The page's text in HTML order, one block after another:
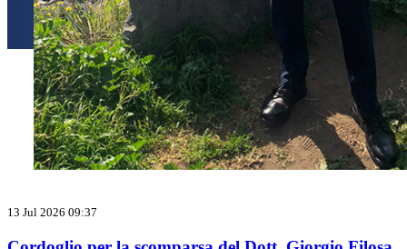
13 Jul 2026 09:37